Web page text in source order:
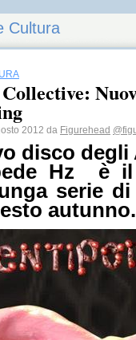
Cultura
2012 da Figurehead
disco degli
Hz è
serie
autunno.